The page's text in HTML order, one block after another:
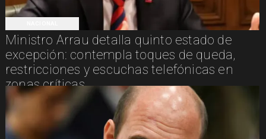
Ministro Arrau detalla quinto estado de
excepción: contempla toques de queda,
restricciones y escuchas telefónicas en
zonas críticas